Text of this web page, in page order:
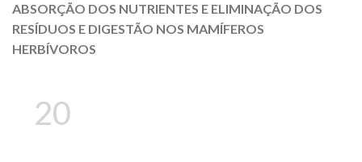
ABSORÇÃO DOS NUTRIENTES E ELIMINAÇÃO DOS
RESÍDUOS E DIGESTÃO NOS MAMÍFEROS
HERBÍVOROS
20